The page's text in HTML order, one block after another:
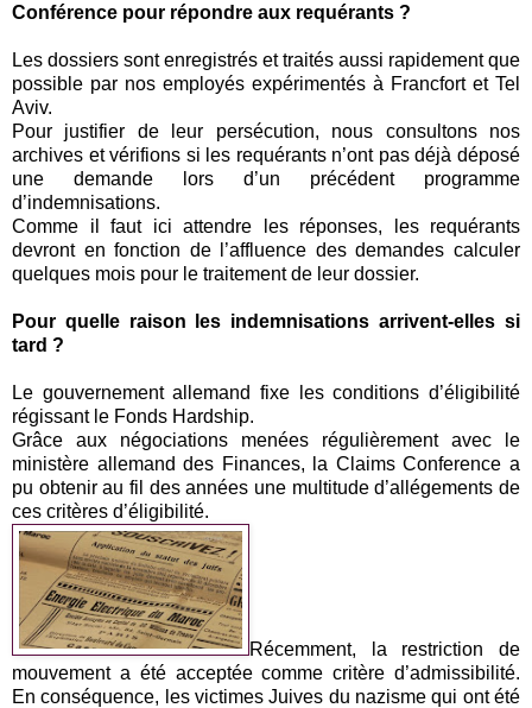
Conférence pour répondre aux requérants ?
Les dossiers sont enregistrés et traités aussi rapidement que
possible par nos employés expérimentés à Francfort et Tel
Aviv.
Pour justifier de leur persécution, nous consultons nos
archives et vérifions si les requérants n’ont pas déjà déposé
une demande lors d’un précédent programme
d’indemnisations.
Comme il faut ici attendre les réponses, les requérants
devront en fonction de l’affluence des demandes calculer
quelques mois pour le traitement de leur dossier.
Pour quelle raison les indemnisations arrivent-elles si
tard ?
Le gouvernement allemand fixe les conditions d’éligibilité
régissant le Fonds Hardship.
Grâce aux négociations menées régulièrement avec le
ministère allemand des Finances, la Claims Conference a
pu obtenir au fil des années une multitude d’allégements de
ces critères d’éligibilité.
Récemment, la restriction de
mouvement a été acceptée comme critère d’admissibilité.
En conséquence, les victimes Juives du nazisme qui ont été